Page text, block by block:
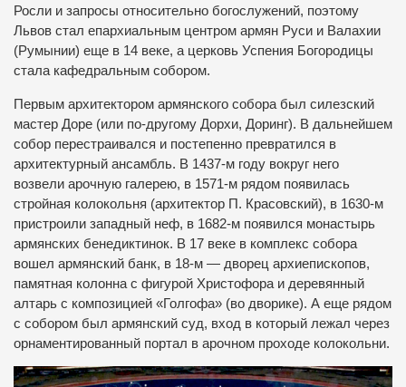
Росли и запросы относительно богослужений, поэтому
Львов стал епархиальным центром армян Руси и Валахии
(Румынии) еще в 14 веке, а церковь Успения Богородицы
стала кафедральным собором.
Первым архитектором армянского собора был силезский
мастер Доре (или по-другому Дорхи, Доринг). В дальнейшем
собор перестраивался и постепенно превратился в
архитектурный ансамбль. В 1437-м году вокруг него
возвели арочную галерею, в 1571-м рядом появилась
стройная колокольня (архитектор П. Красовский), в 1630-м
пристроили западный неф, в 1682-м появился монастырь
армянских бенедиктинок. В 17 веке в комплекс собора
вошел армянский банк, в 18-м — дворец архиепископов,
памятная колонна с фигурой Христофора и деревянный
алтарь с композицией «Голгофа» (во дворике). А еще рядом
с собором был армянский суд, вход в который лежал через
орнаментированный портал в арочном проходе колокольни.